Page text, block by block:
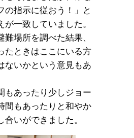
の指示に従おう！」と
一致していました。
場所を調べた結果、
たときはここにいる方
ないかという意見もあ
もあったり少しジョー
間もあったりと和やか
いができました。